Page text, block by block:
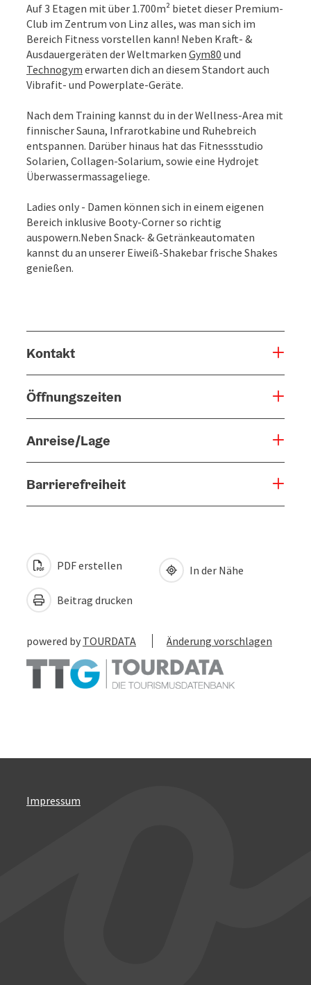
Auf 3 Etagen mit über 1.700m² bietet dieser Premium-
Club im Zentrum von Linz alles, was man sich im
Bereich Fitness vorstellen kann! Neben Kraft- &
Ausdauergeräten der Weltmarken Gym80 und
Technogym erwarten dich an diesem Standort auch
Vibrafit- und Powerplate-Geräte.
Nach dem Training kannst du in der Wellness-Area mit
finnischer Sauna, Infrarotkabine und Ruhebreich
entspannen. Darüber hinaus hat das Fitnessstudio
Solarien, Collagen-Solarium, sowie eine Hydrojet
Überwassermassageliege.
Ladies only - Damen können sich in einem eigenen
Bereich inklusive Booty-Corner so richtig
auspowern.Neben Snack- & Getränkeautomaten
kannst du an unserer Eiweiß-Shakebar frische Shakes
genießen.
Kontakt
Öffnungszeiten
Anreise/Lage
Barrierefreiheit
PDF erstellen
Beitrag drucken
In der Nähe
powered by TOURDATA Änderung vorschlagen
Impressum